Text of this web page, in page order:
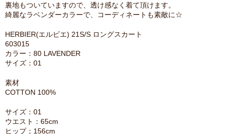
裏地もついていますので、透け感なく着て頂けます。
綺麗なラベンダーカラーで、コーディネートも素敵に☆
HERBIER(エルビエ) 21S/S ロングスカート
603015
カラー：80 LAVENDER
サイズ：01
素材
COTTON 100%
サイズ：01
ウエスト：65cm
ヒップ；156cm